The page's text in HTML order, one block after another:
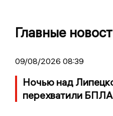
Главные
09/08/2026 08:39
Ночью над
перехватили БПЛА